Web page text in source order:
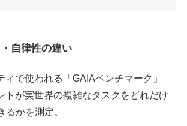
自律性の違い
ィで使われる「GAIAベンチマーク」
トが実世界の複雑なタスクをどれだけ
るかを測定。